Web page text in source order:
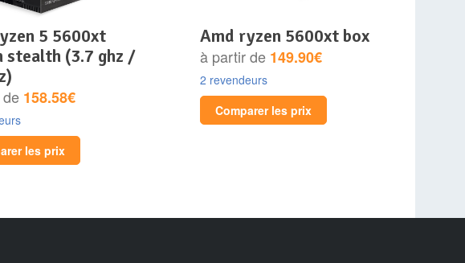
stealth (3.7 ghz /
158.58€
les prix
amd ryzen 5600xt box
à partir de 149.90€
2 revendeurs
Comparer les prix